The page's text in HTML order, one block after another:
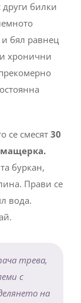
други билки
и бял равнец
хронични
се смесят 30
мащерка.
буркан,
Прави се
вода.
трева,
с
на